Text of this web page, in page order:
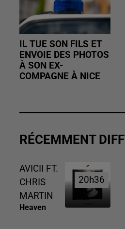
IL TUE SON FILS ET
ENVOIE DES PHOTOS
À SON EX-
COMPAGNE À NICE
RÉCEMMENT
AVICII FT.
CHRIS
MARTIN
Heaven
20h36
20h36